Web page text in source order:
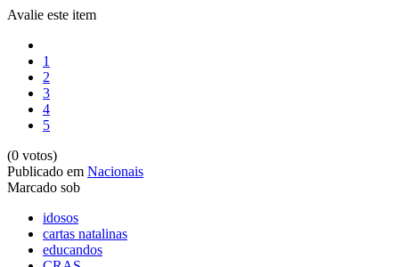
Avalie este item
1
2
3
4
5
(0 votos)
Publicado em Nacionais
Marcado sob
idosos
cartas natalinas
educandos